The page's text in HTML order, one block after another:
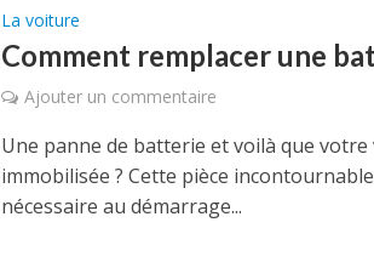
La voiture
Comment remplacer une
Ajouter un commentaire
Une panne de batterie et voilà que
immobilisée ? Cette pièce
nécessaire au démarrage...